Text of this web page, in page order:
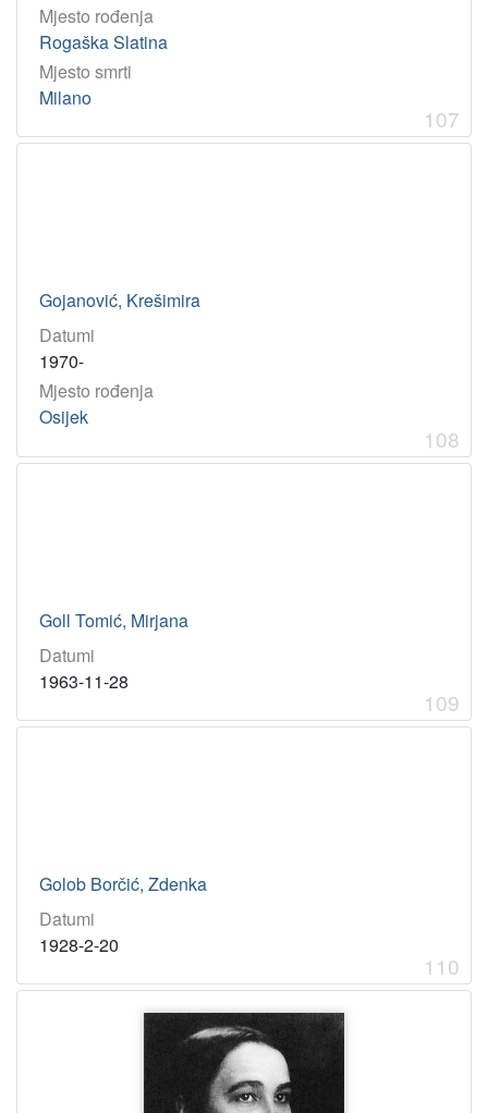
Mjesto rođenja
Rogaška Slatina
Mjesto smrti
Milano
107
Gojanović, Krešimira
Datumi
1970-
Mjesto rođenja
Osijek
108
Goll Tomić, Mirjana
Datumi
1963-11-28
109
Golob Borčić, Zdenka
Datumi
1928-2-20
110